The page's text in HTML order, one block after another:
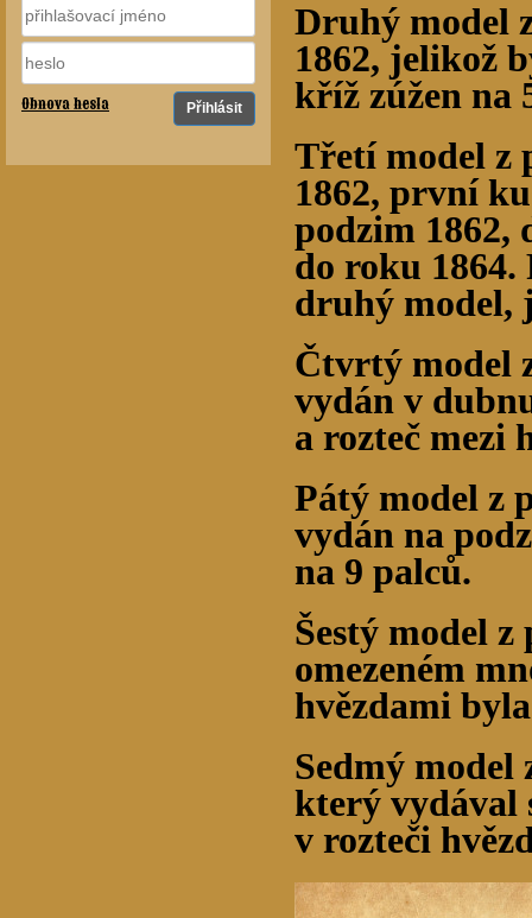
Obnova hesla
Druhý model
1862, jelikož
kříž zúžen na
Třetí model z
1862, první
podzim 1862,
do roku
druhý model,
Čtvrtý model
vydán v
a rozteč mezi
Pátý model z
vydán na
na 9 palců.
Šestý model
omezeném
hvězdami
Sedmý
který vydával
v rozteči